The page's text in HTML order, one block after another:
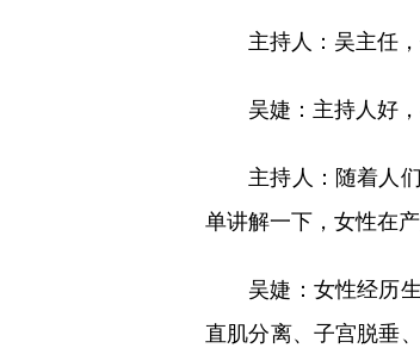
主持人： 吴主任
吴婕： 主持人好
主持人：随着人
单讲解一下，女性在
吴婕： 女性经历
直肌分离、子宫脱垂